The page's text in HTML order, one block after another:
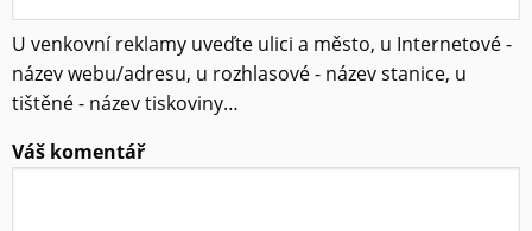
U venkovní reklamy uveďte ulici a město, u Internetové -
název webu/adresu, u rozhlasové - název stanice, u
tištěné - název tiskoviny…
Váš komentář